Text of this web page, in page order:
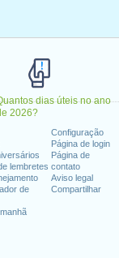
dias úteis no ano
2026?
lembretes
de
Configuração
Página de login
Página de
contato
Aviso legal
Compartilhar